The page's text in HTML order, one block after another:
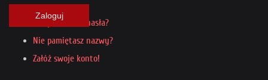
Zaloguj
Nie pamiętasz hasła?
Nie pamiętasz nazwy?
Załóż swoje konto!